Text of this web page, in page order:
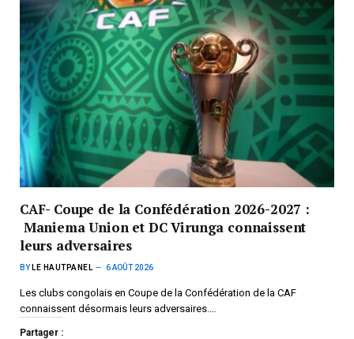
CAF- Coupe de la Confédération 2026-2027 :
Maniema Union et DC Virunga connaissent
leurs adversaires
BY LE HAUTPANEL 6 AOÛT 2026
Les clubs congolais en Coupe de la Confédération de la CAF
connaissent désormais leurs adversaires.…
Partager :